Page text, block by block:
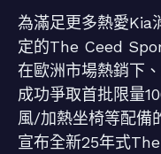
為滿足更多熱愛Kia
定的The Ceed
在歐洲市場熱銷下
成功爭取首批限量
風/加熱坐椅等配備
宣布全新25年式